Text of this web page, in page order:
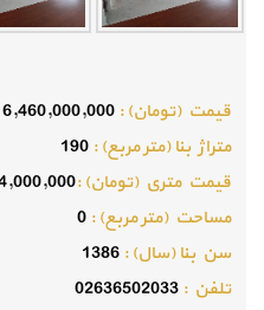
قيمت (تومان) :6,460,000,000
متراژ بنا (متر مربع) :190
قيمت متري (تومان) :
مساحت (متر مربع) :0
سن بنا (سال) :1386
تلفن :02636502033